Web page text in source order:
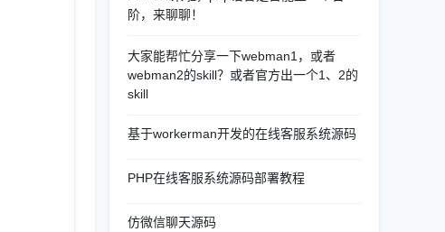
阶，来聊聊！
大家能帮忙分享一下webman1，或者
webman2的skill？或者官方出一个1、2的
skill
基于workerman开发的在线客服系统源码
PHP在线客服系统源码部署教程
仿微信聊天源码